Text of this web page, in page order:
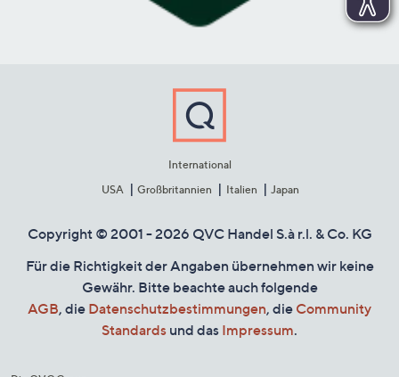
International
USA
Großbritannien Italien Japan
Copyright © 2001 - 2026 QVC Handel S.à r.l. & Co. KG
Für die Richtigkeit der Angaben übernehmen wir keine
Gewähr. Bitte beachte auch folgende
AGB, die Datenschutzbestimmungen, die Community
Standards und das Impressum.